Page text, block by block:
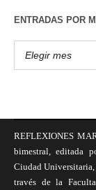
ENTRADAS POR
REFLEXIONES
bimestral, editada
Ciudad
través de la